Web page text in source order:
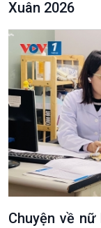
Xuân 2026
Chuyện về